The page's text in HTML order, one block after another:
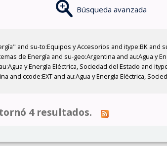
Búsqueda avanzada
and su-to:Equipos y Accesorios and itype:BK and
de Energía and su-geo:Argentina and au:Agua y
y Energía Eléctrica, Sociedad del Estado and
and ccode:EXT and au:Agua y Energía Eléctrica,
4 resultados.